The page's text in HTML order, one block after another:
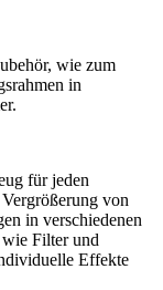
wie zum
in
für jeden
von
in verschiedenen
Filter und
Effekte